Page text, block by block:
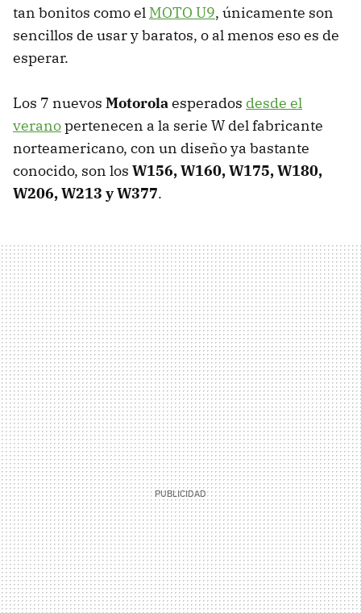
tan bonitos como el MOTO U9, únicamente son
sencillos de usar y baratos, o al menos eso es de
esperar.
Los 7 nuevos Motorolaesperados desde el
veranopertenecen a la serie W del fabricante
norteamericano, con un diseño ya bastante
conocido, son los W156, W160, W175, W180,
W206, W213 y W377.